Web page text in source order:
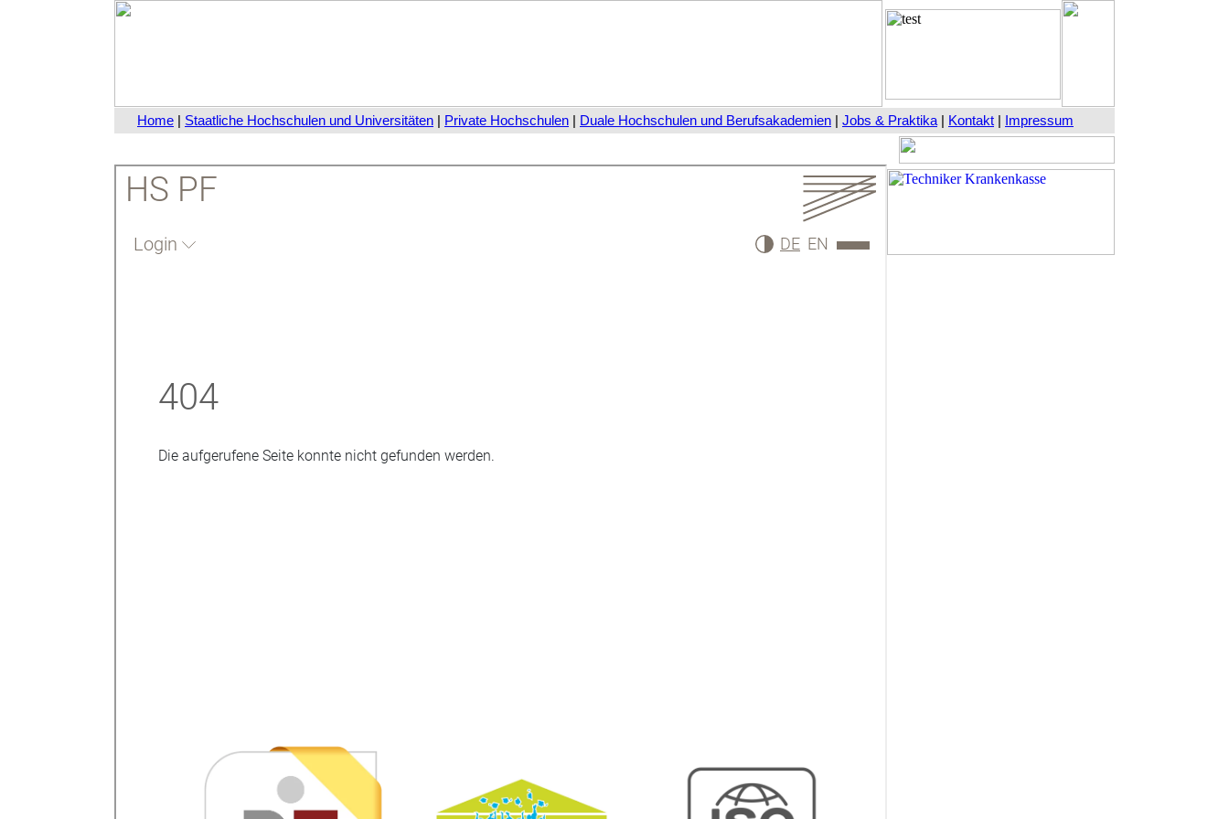
Home | Staatliche Hochschulen und Universitäten | Private Hochschulen | Duale Hochschulen und Berufsakademien | Jobs & Praktika | Kontakt | Impressum